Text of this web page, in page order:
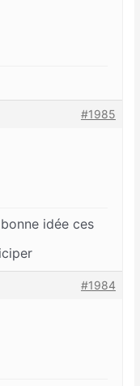
#1985
idée ces
#1984